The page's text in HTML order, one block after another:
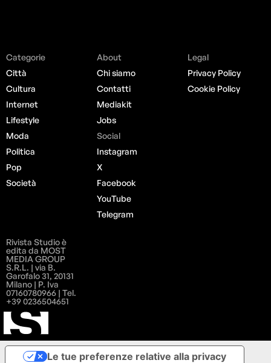
Categorie
Città
Cultura
Internet
Lifestyle
Moda
Politica
Pop
Società
About
Chi siamo
Contatti
Mediakit
Jobs
Social
Instagram
X
Facebook
YouTube
Telegram
Legal
Privacy Policy
Cookie Policy
Rivista Studio è
edita da MOST
MEDIA GROUP
S.R.L. | via B.
Garofalo 31, 20131
Milano | P. Iva
07160780966 | Tel.
+39 0236504651
Le tue preferenze relative alla privacy